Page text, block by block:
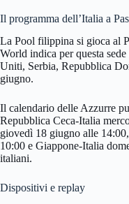
Il programma dell’Italia a
La Pool filippina si gioca al
World indica per questa
Uniti, Serbia, Repubblica
giugno.
Il calendario delle Azzurre
Repubblica Ceca-Italia
giovedì 18 giugno alle
10:00 e Giappone-Italia
italiani.
Dispositivi e replay